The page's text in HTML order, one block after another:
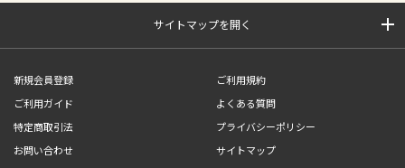
サイトマップを開く
新規会員登録
ご利用規約
ご利用ガイド
よくある質問
特定商取引法
プライバシーポリシー
お問い合わせ
サイトマップ